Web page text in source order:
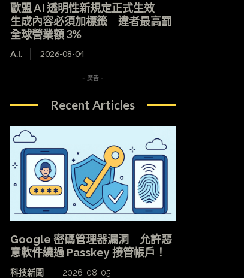
歐盟 AI 透明性新規定正式生效
生成內容必須加標籤 違者最高罰
全球營業額 3%
A.I. 2026-08-04
- 廣告 -
Recent Articles
Google 密碼管理器漏洞 允許惡
意軟件繞過 Passkey 接管帳戶！
科技新聞 2026-08-05